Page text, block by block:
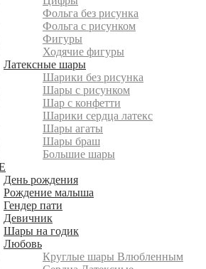
Фольга без рисунка
Фольга с рисунком
Фигуры
Ходячие фигуры
Латексные шары
Шарики без рисунка
Шары с рисунком
Шар с конфетти
Шарики сердца латекс
Шары агаты
Шары браш
Большие шары
День рождения
Рождение малыша
Гендер пати
Девичник
Шары на годик
Любовь
Круглые шары Влюбленным